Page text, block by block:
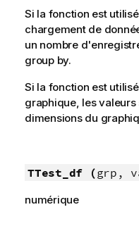
Si la fonction est
chargement de
un nombre
group by.
Si la fonction est
graphique, les
dimensions du
TTest_df (grp,
numérique